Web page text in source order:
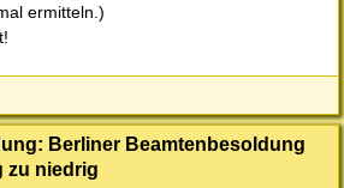
ermitteln.)
Berliner Beamtenbesoldung
zu niedrig